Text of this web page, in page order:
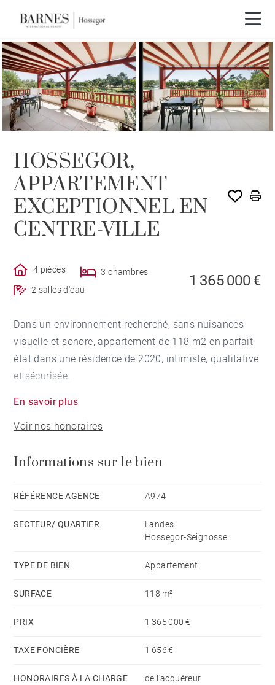
HOSSEGOR,
APPARTEMENT
EXCEPTIONNEL EN
CENTRE-VILLE
4 pièces
3 chambres
2 salles d'eau
1 365 000 €
Dans un environnement recherché, sans nuisances
visuelle et sonore, appartement de 118 m2 en parfait
état dans une résidence de 2020, intimiste, qualitative
et sécurisée.
ouverte, 3 chambres, 2 salles de douche, 2 toilettes,
dressing, couloir, buanderie. L’agencement de
et l'espace de vie. Les aménagements sont soignés, la
Une terrasse de 20 m2, orientée sud, offre une vue
d’une cave, de deux places de stationnement dont une
En savoir plus
Voir nos honoraires
Informations sur le bien
RÉFÉRENCE AGENCE A974
SECTEUR/ QUARTIER
Landes
Hossegor-Seignosse
TYPE DE BIEN Appartement
SURFACE 118 m²
PRIX 1 365 000 €
TAXE FONCIÈRE 1 656 €
HONORAIRES À LA CHARGE de l'acquéreur